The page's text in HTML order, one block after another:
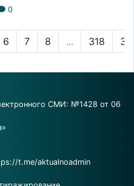
0
6 7 8 ... 318
СМИ: №1428 от 06
t.me/aktualnoadmin